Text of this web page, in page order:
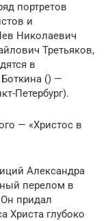
портретов
и
Николаевич
Третьяков,
в
Боткина () —
Петербург).
— «Христос в
Александра
перелом в
придал
Христа глубоко